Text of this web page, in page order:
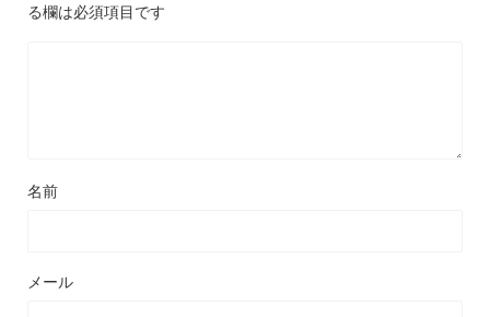
る欄は必須項目です
名前
メール